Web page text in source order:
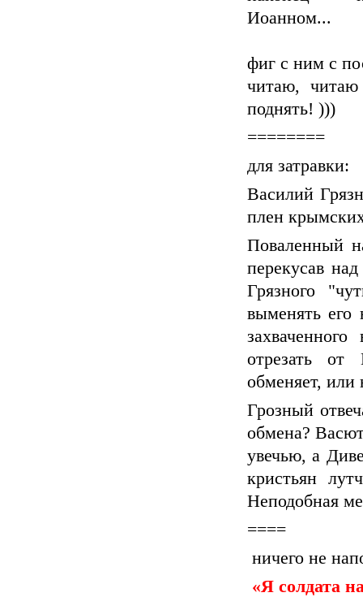
Иоанном...
фиг с ним с
читаю,
поднять! )))
========
для затравки:
Василий
плен
Поваленный
перекусав
Грязного
выменять его
отрезать от
обменяет, или
Грозный
обмена?
увечью, а
кристьян
Неподобная
====
ничего не
«Я солдата